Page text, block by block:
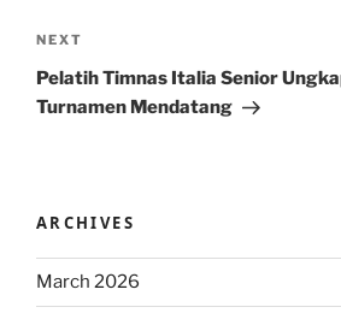
Next
Post
NEXT
Pelatih Timnas Italia Senior
Turnamen Mendatang
ARCHIVES
March 2026